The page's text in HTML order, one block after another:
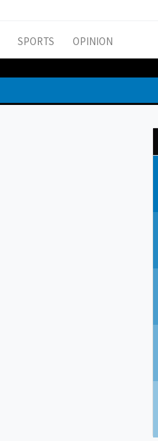
SPORTS OPINION